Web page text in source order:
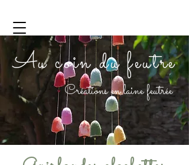
Au coin du feutre
Créations en laine feutrée